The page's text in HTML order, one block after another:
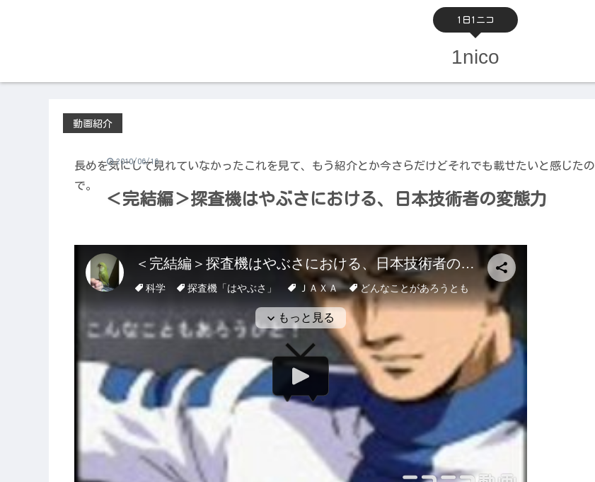
1日1ニコ
1nico
＜完結編＞探査機はやぶさにおける、日本技術者の変態力
動画紹介
2010/06/16
長めを気にして見れていなかったこれを見て、もう紹介とか今さらだけどそれでも載せたいと感じたの
で。